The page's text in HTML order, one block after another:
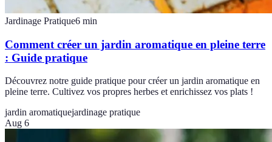
Jardinage Pratique6 min
Comment créer un jardin aromatique en pleine terre
: Guide pratique
Découvrez notre guide pratique pour créer un jardin aromatique en
pleine terre. Cultivez vos propres herbes et enrichissez vos plats !
jardin aromatiquejardinage pratique
Aug 6